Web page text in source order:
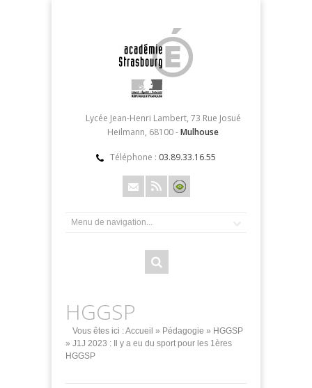
Lycée Jean-Henri Lambert, 73 Rue Josué
Heilmann, 68100 -Mulhouse
Téléphone : 03.89.33.16.55
HGGSP
Vous êtes ici :Accueil » Pédagogie » HGGSP
» J1J 2023 : Il y a eu du sport pour les 1ères
HGGSP